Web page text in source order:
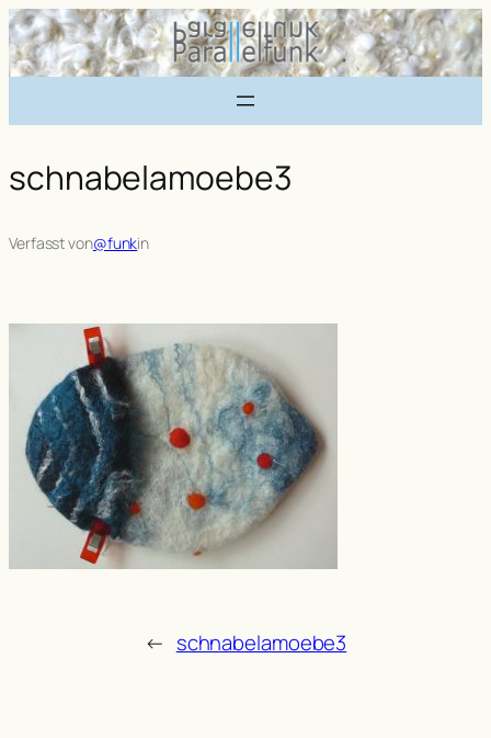
Zum
Inhalt
springen
schnabelamoebe3
Verfasst von@funkin
← schnabelamoebe3